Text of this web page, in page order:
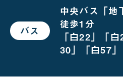
場
合
バス で
お
場
中央バス「地
徒歩1分
「白22」「
30」「白57」